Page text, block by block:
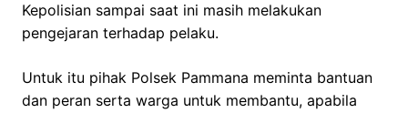
Kepolisian sampai saat ini masih melakukan
pengejaran terhadap pelaku.
Untuk itu pihak Polsek Pammana meminta bantuan
dan peran serta warga untuk membantu, apabila